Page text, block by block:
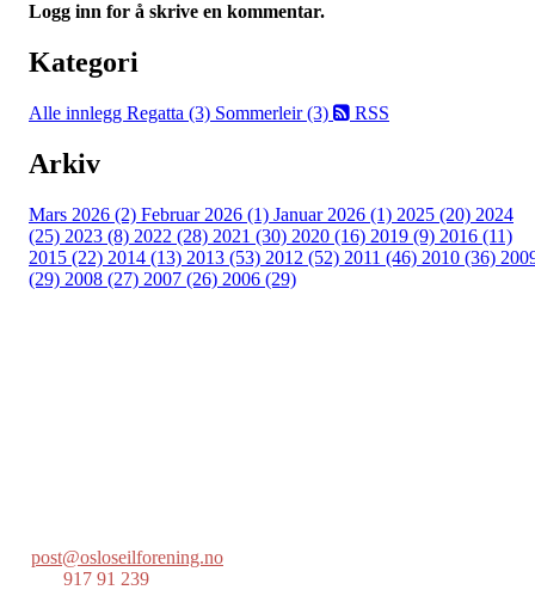
Logg inn for å skrive en kommentar.
Kategori
Alle innlegg Regatta (3) Sommerleir (3) RSS
Arkiv
Mars 2026 (2) Februar 2026 (1) Januar 2026 (1) 2025 (20) 2024
(25) 2023 (8) 2022 (28) 2021 (30) 2020 (16) 2019 (9) 2016 (11)
2015 (22) 2014 (13) 2013 (53) 2012 (52) 2011 (46) 2010 (36)
(29) 2008 (27) 2007 (26) 2006 (29)
post@osloseilforening.no
917 91 239